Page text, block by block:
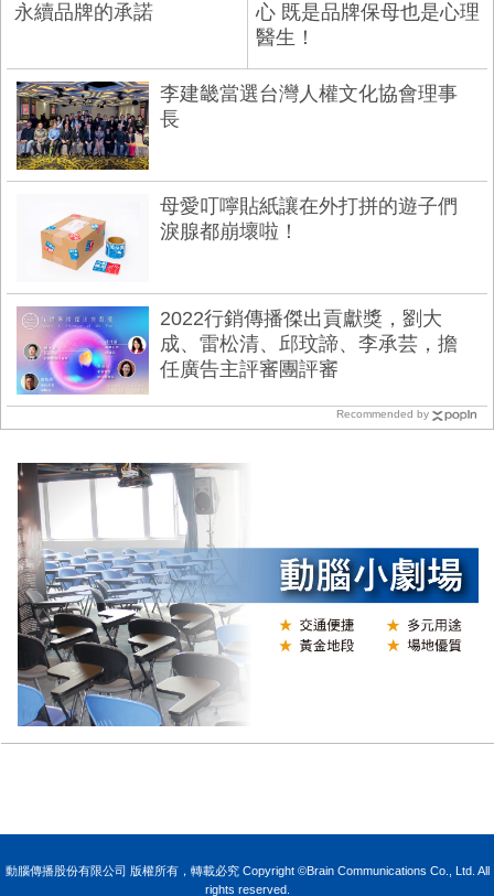
永續品牌的承諾
心 既是品牌保母也是心理
醫生！
李建畿當選台灣人權文化協會理事
長
母愛叮嚀貼紙讓在外打拼的遊子們
淚腺都崩壞啦！
2022行銷傳播傑出貢獻獎，劉大
成、雷松清、邱玟諦、李承芸，擔
任廣告主評審團評審
Recommended by
動腦傳播股份有限公司 版權所有，轉載必究 Copyright ©Brain Communications Co., Ltd. All
rights reserved.